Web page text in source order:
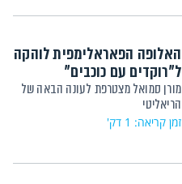
האלופה הפאראלימפית לוהקה
ל"רוקדים עם כוכבים"
מורן סמואל מצטרפת לעונה הבאה של
הריאליטי
זמן קריאה: 1 דק'